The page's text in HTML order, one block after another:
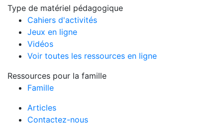
Type de matériel pédagogique
Cahiers d'activités
Jeux en ligne
Vidéos
Voir toutes les ressources en ligne
Ressources pour la famille
Famille
Articles
Contactez-nous